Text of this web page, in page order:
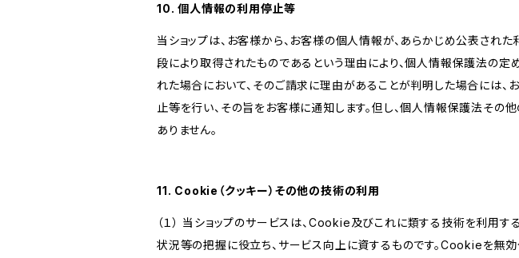
10. 個人情報の利用停止等
当ショップは、お客様から、お客様の個人情報が、あらかじめ公表さ
段により取得されたものであるという理由により、個人情報保護法の定
れた場合において、そのご請求に理由があることが判明した場合には
止等を行い、その旨をお客様に通知します。但し、個人情報保護法その
ありません。
11. Cookie（クッキー）その他の技術の利用
（１） 当ショップのサービスは、Cookie及びこれに類する技術を利用す
状況等の把握に役立ち、サービス向上に資するものです。Cookieを無